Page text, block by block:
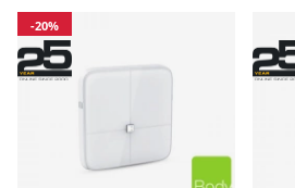
-20%